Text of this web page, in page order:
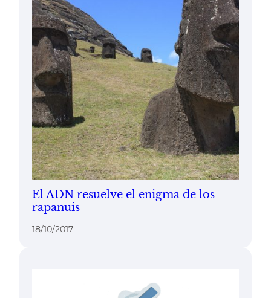
El ADN resuelve el enigma de los
rapanuis
18/10/2017